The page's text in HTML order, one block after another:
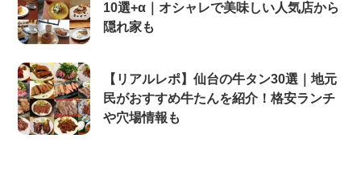
10選+α｜オシャレで美味しい人気店から
隠れ家も
【リアルレポ】仙台の牛タン30選｜地元
民がおすすめ牛たんを紹介！格安ランチ
や穴場情報も